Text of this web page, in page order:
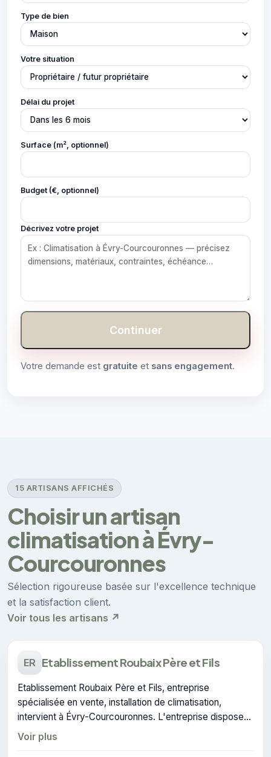
Type de bien
Votre situation
Délai du projet
Surface (m², optionnel)
Budget (€, optionnel)
Décrivez votre projet
Continuer
Votre demande est gratuite et sans engagement.
15 ARTISANS AFFICHÉS
Choisir un artisan
climatisation à Évry-
Courcouronnes
Sélection rigoureuse basée sur l'excellence technique
et la satisfaction client.
Voir tous les artisans ↗
ER Etablissement Roubaix Père et Fils
Etablissement Roubaix Père et Fils, entreprise
spécialisée en vente, installation de climatisation,
intervient à Évry-Courcouronnes. L'entreprise dispose
de la certification CERTIFIE.
Voir plus